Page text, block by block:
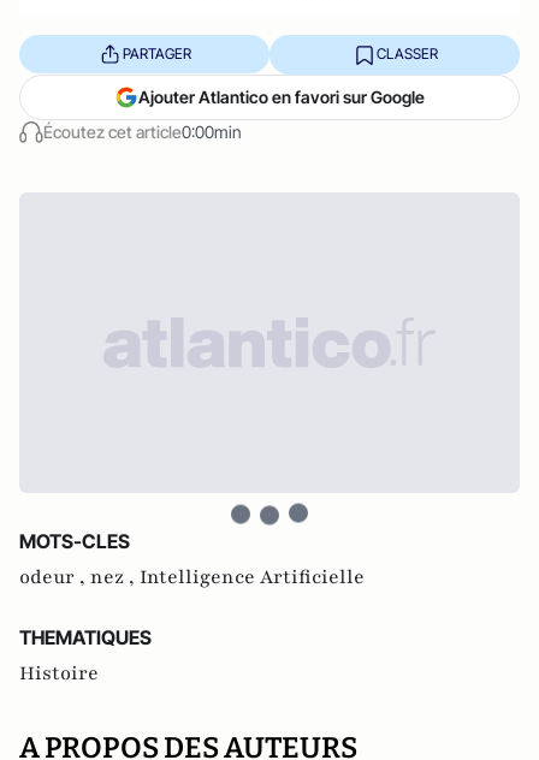
Écoutez cet article0:00min
PARTAGER CLASSER
Ajouter Atlantico en favori sur Google
MOTS-CLES
odeur , nez , Intelligence Artificielle
THEMATIQUES
Histoire
A PROPOS DES AUTEURS